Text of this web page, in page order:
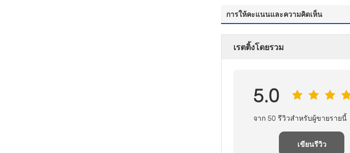
การให้คะแนนและความคิดเห็น
เรตติ้งโดยรวม
5.0
จาก 50 รีวิวสำหรับผู้ขายรายนี้
เขียนรีวิว